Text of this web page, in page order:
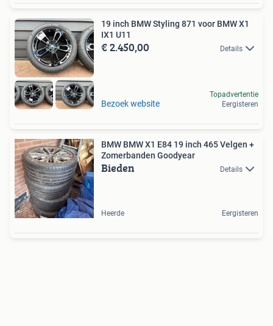
19 inch BMW Styling 871 voor BMW X1
IX1 U11
€ 2.450,00 Details
Bezoek website
Topadvertentie
Eergisteren
BMW BMW X1 E84 19 inch 465 Velgen +
Zomerbanden Goodyear
Bieden Details
Heerde Eergisteren